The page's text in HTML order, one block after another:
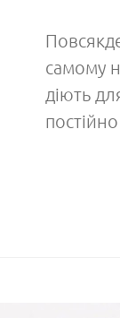
самому
діють